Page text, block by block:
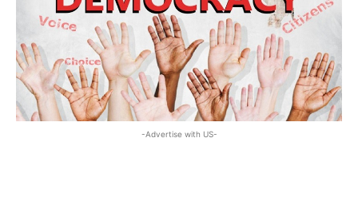
-Advertise with US-